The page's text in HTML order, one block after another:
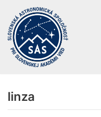
Preskočiť
na
obsah
linza